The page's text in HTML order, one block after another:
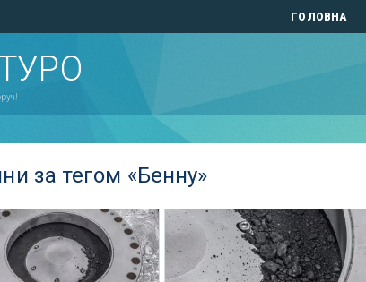
ГОЛОВНА
за тегом «Бенну»